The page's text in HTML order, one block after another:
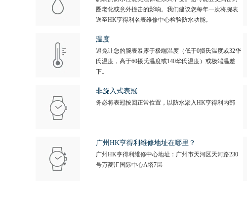
圈老化或意外撞击的影响。我们建议您每年一次将腕表
送至HK亨得利名表维修中心检验防水功能。
温度
避免让您的腕表暴露于极端温度（低于0摄氏温度或32华
氏温度，高于60摄氏温度或140华氏温度）或极端温差
下。
非旋入式表冠
务必将表冠按回正常位置，以防水渗入HK亨得利内部
广州HK亨得利维修地址在哪里？
广州HK亨得利维修中心地址：广州市天河区天河路230
号万菱汇国际中心A塔7层